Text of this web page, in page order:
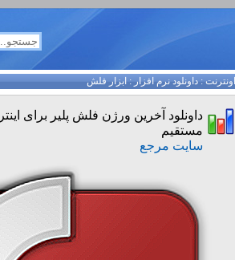
اونترنت:داونلود نرم افزار:ابزار فلش
مستقیم
سایت مرجع